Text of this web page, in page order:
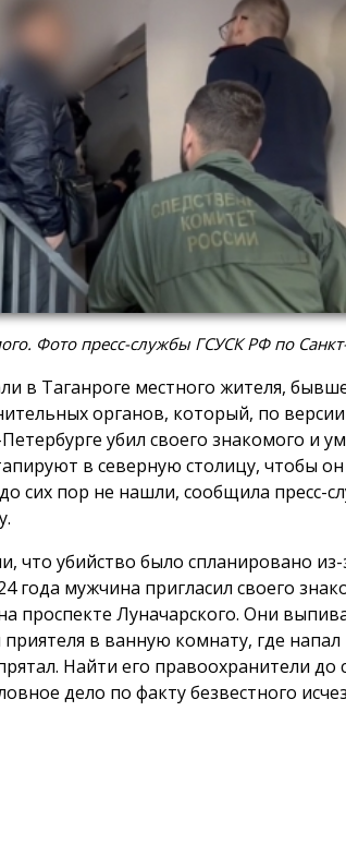
Фото пресс-службы ГСУСК РФ по
в Таганроге местного жителя,
органов, который, по версии
убил своего знакомого и
в северную столицу, чтобы
сих пор не нашли, сообщила пресс-
что убийство было спланировано
года мужчина пригласил своего
проспекте Луначарского. Они
в ванную комнату, где напал
Найти его правоохранители до
дело по факту безвестного